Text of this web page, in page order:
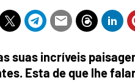
suas incríveis
Esta de que lhe